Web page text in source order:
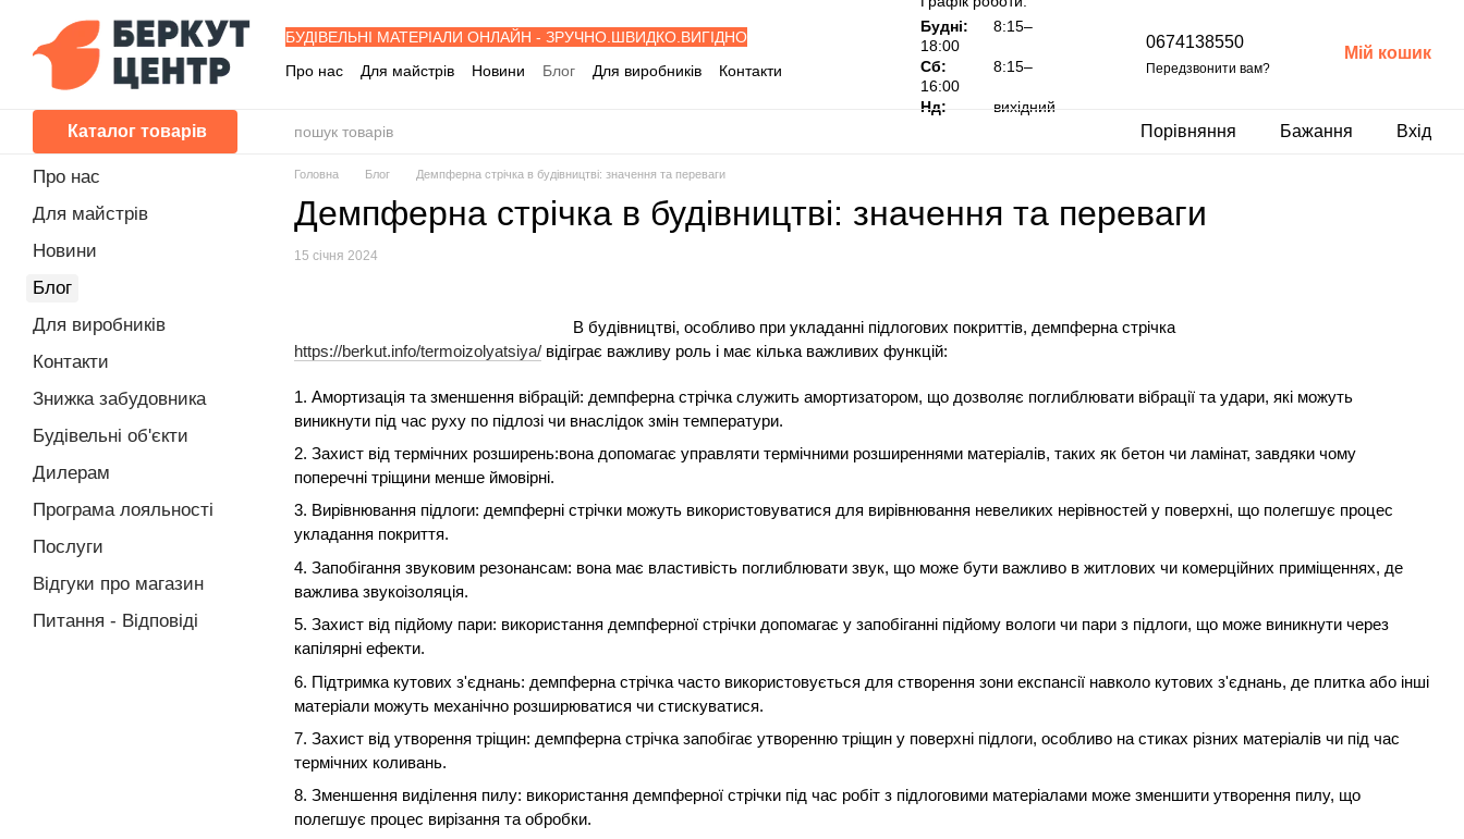
Перейти до основного контенту
БУДІВЕЛЬНІ МАТЕРІАЛИ ОНЛАЙН - ЗРУЧНО.ШВИДКО.ВИГІДНО
Про нас
Для майстрів Новини Блог Для виробників
Контакти
Питання - Відповіді
Будні:
8:15–
18:00
Сб:
8:15–
16:00
Нд:
вихідний
0674138550
Передзвонити вам?
Мій кошик
Каталог товарів Порівняння Бажання Вхід
Головна Блог Демпферна стрічка в будівництві: значення та переваги
Демпферна стрічка в будівництві: значення та переваги
15 січня 2024
В будівництві, особливо при укладанні підлогових покриттів, демпферна стрічка
https://berkut.info/termoizolyatsiya/ відіграє важливу роль і має кілька важливих функцій:
1. Амортизація та зменшення вібрацій: демпферна стрічка служить амортизатором, що дозволяє поглиблювати вібрації та удари, які можуть
виникнути під час руху по підлозі чи внаслідок змін температури.
2. Захист від термічних розширень:вона допомагає управляти термічними розширеннями матеріалів, таких як бетон чи ламінат, завдяки чому
поперечні тріщини менше ймовірні.
3. Вирівнювання підлоги: демпферні стрічки можуть використовуватися для вирівнювання невеликих нерівностей у поверхні, що полегшує процес
укладання покриття.
4. Запобігання звуковим резонансам: вона має властивість поглиблювати звук, що може бути важливо в житлових чи комерційних приміщеннях, де
важлива звукоізоляція.
5. Захист від підйому пари: використання демпферної стрічки допомагає у запобіганні підйому вологи чи пари з підлоги, що може виникнути через
капілярні ефекти.
6. Підтримка кутових з'єднань: демпферна стрічка часто використовується для створення зони експансії навколо кутових з'єднань, де плитка або інші
матеріали можуть механічно розширюватися чи стискуватися.
7. Захист від утворення тріщин: демпферна стрічка запобігає утворенню тріщин у поверхні підлоги, особливо на стиках різних матеріалів чи під час
термічних коливань.
8. Зменшення виділення пилу: використання демпферної стрічки під час робіт з підлоговими матеріалами може зменшити утворення пилу, що
полегшує процес вирізання та обробки.
Про нас
Для майстрів
Новини
Блог
Для виробників
Контакти
Знижка забудовника
Будівельні об'єкти
Дилерам
Програма лояльності
Послуги
Відгуки про магазин
Питання - Відповіді